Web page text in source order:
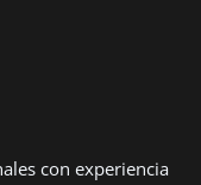
con experiencia